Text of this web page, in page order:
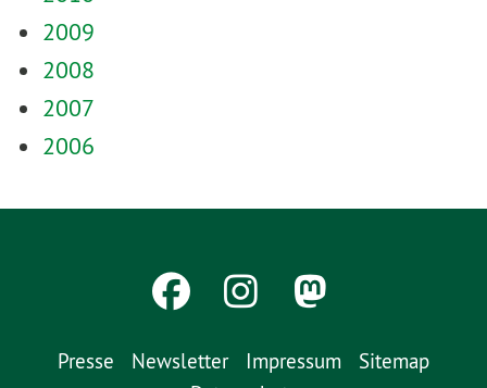
2009
2008
2007
2006
Presse Newsletter Impressum
Sitemap